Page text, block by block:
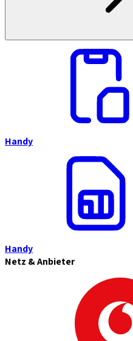
Handy
Handy
Netz & Anbieter